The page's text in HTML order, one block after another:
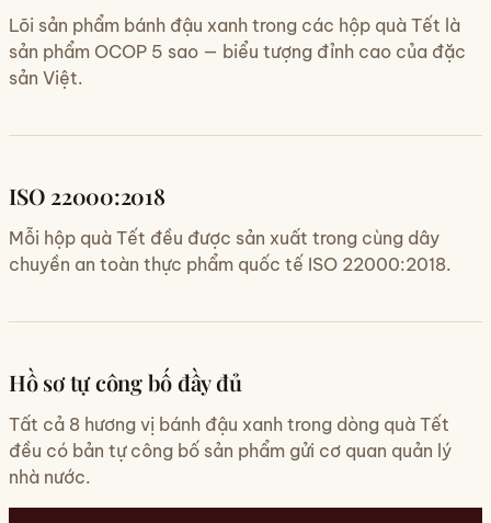
Lõi sản phẩm bánh đậu xanh trong các hộp quà Tết là
sản phẩm OCOP 5 sao — biểu tượng đỉnh cao của đặc
sản Việt.
ISO 22000:2018
Mỗi hộp quà Tết đều được sản xuất trong cùng dây
chuyền an toàn thực phẩm quốc tế ISO 22000:2018.
Hồ sơ tự công bố đầy đủ
Tất cả 8 hương vị bánh đậu xanh trong dòng quà Tết
đều có bản tự công bố sản phẩm gửi cơ quan quản lý
nhà nước.